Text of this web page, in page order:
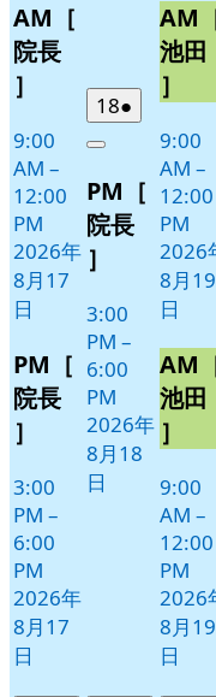
月
17
日
イ
AM［
院長
］
9:00
AM –
12:00
PM
2026年
8月17
日
PM［
院長
］
3:00
PM –
6:00
PM
2026年
8月17
日
182026
年
月
18
日
●
件
イ
ベ
Close
PM［
院長
］
3:00
PM –
6:00
PM
2026年
8月18
日
月
19
日
AM
池田
］
9:00
AM –
12:00
PM
2026
8月19
日
AM
池田
］
9:00
AM –
12:00
PM
2026
8月19
日